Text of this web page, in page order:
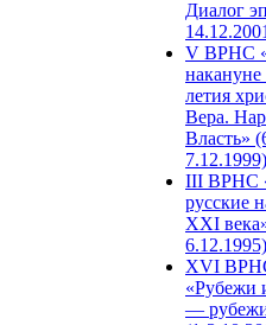
Диалог
V ВРНС
накануне
летия
Вера.
Власть»
7.12.1999)
III ВРНС
русские
XXI
6.12.1995)
XVI
«Рубежи
—